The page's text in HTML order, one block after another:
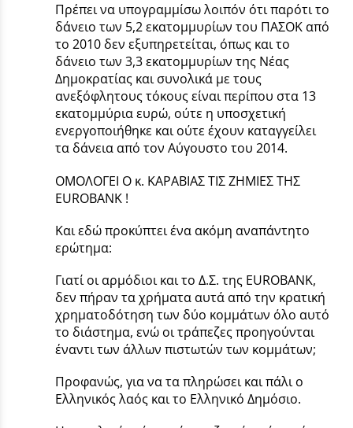
Πρέπει να υπογραμμίσω λοιπόν ότι παρότι το
δάνειο των 5,2 εκατομμυρίων του ΠΑΣΟΚ από
το 2010 δεν εξυπηρετείται, όπως και το
δάνειο των 3,3 εκατομμυρίων της Νέας
Δημοκρατίας και συνολικά με τους
ανεξόφλητους τόκους είναι περίπου στα 13
εκατομμύρια ευρώ, ούτε η υποσχετική
ενεργοποιήθηκε και ούτε έχουν καταγγείλει
τα δάνεια από τον Αύγουστο του 2014.
ΟΜΟΛΟΓΕΙ Ο κ. ΚΑΡΑΒΙΑΣ ΤΙΣ ΖΗΜΙΕΣ ΤΗΣ
EUROBANK !
Και εδώ προκύπτει ένα ακόμη αναπάντητο
ερώτημα:
Γιατί οι αρμόδιοι και το Δ.Σ. της EUROBANK,
δεν πήραν τα χρήματα αυτά από την κρατική
χρηματοδότηση των δύο κομμάτων όλο αυτό
το διάστημα, ενώ οι τράπεζες προηγούνται
έναντι των άλλων πιστωτών των κομμάτων;
Προφανώς, για να τα πληρώσει και πάλι ο
Ελληνικός λαός και το Ελληνικό Δημόσιο.